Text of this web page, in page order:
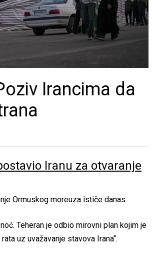
Irancima da
Iranu za otvaranje
Ormuskog moreuza ističe danas.
Teheran je odbio mirovni plan kojim je
uz uvažavanje stavova Irana“.